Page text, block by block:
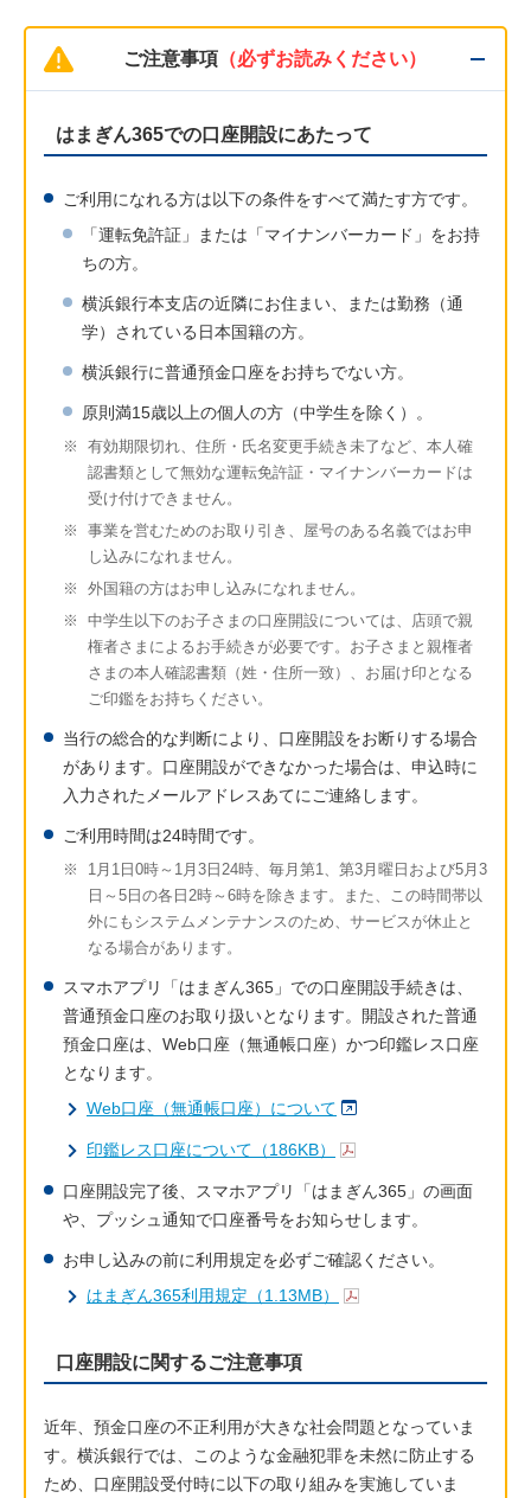
ご注意事項（必ずお読みください）
はまぎん365での口座開設にあたって
ご利用になれる方は以下の条件をすべて満たす方です。
「運転免許証」または「マイナンバーカード」をお持
ちの方。
横浜銀行本支店の近隣にお住まい、または勤務（通
学）されている日本国籍の方。
横浜銀行に普通預金口座をお持ちでない方。
原則満15歳以上の個人の方（中学生を除く）。
※
有効期限切れ、住所・氏名変更手続き未了など、本人確
認書類として無効な運転免許証・マイナンバーカードは
受け付けできません。
※
事業を営むためのお取り引き、屋号のある名義ではお申
し込みになれません。
※
外国籍の方はお申し込みになれません。
※
中学生以下のお子さまの口座開設については、店頭で親
権者さまによるお手続きが必要です。お子さまと親権者
さまの本人確認書類（姓・住所一致）、お届け印となる
ご印鑑をお持ちください。
当行の総合的な判断により、口座開設をお断りする場合
があります。口座開設ができなかった場合は、申込時に
入力されたメールアドレスあてにご連絡します。
ご利用時間は24時間です。
※
1月1日0時～1月3日24時、毎月第1、第3月曜日および5月3
日～5日の各日2時～6時を除きます。また、この時間帯以
外にもシステムメンテナンスのため、サービスが休止と
なる場合があります。
スマホアプリ「はまぎん365」での口座開設手続きは、
普通預金口座のお取り扱いとなります。開設された普通
預金口座は、Web口座（無通帳口座）かつ印鑑レス口座
となります。
Web口座（無通帳口座）について
印鑑レス口座について（186KB）
口座開設完了後、スマホアプリ「はまぎん365」の画面
や、プッシュ通知で口座番号をお知らせします。
お申し込みの前に利用規定を必ずご確認ください。
はまぎん365利用規定（1.13MB）
口座開設に関するご注意事項
近年、預金口座の不正利用が大きな社会問題となっていま
す。横浜銀行では、このような金融犯罪を未然に防止する
ため、口座開設受付時に以下の取り組みを実施していま